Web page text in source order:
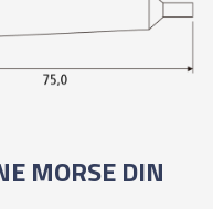
MORSE DIN